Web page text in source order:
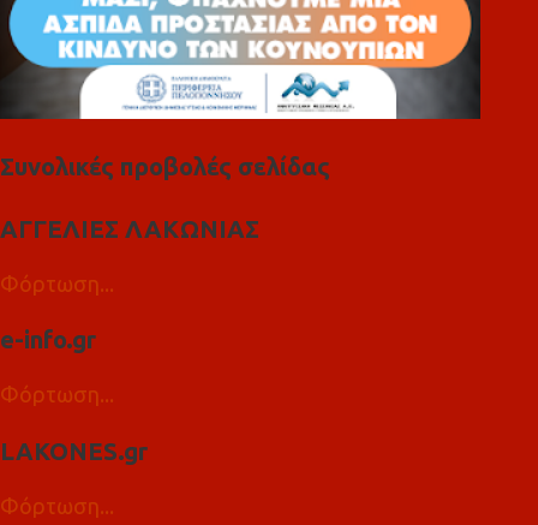
Συνολικές προβολές σελίδας
ΑΓΓΕΛΙΕΣ ΛΑΚΩΝΙΑΣ
Φόρτωση...
e-info.gr
Φόρτωση...
LAKONES.gr
Φόρτωση...